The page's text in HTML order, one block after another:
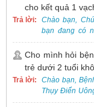
cho kết quả 1
Trả lời:
Chào bạn,
bạn đang có
nguy cơ
viện Việt Nam
Bí, chúng tôi
vụ thăm
chuyên sâu
HPV và tầm
Cho mình hỏi
trẻ dưới 2 tuổi
Trả lời:
Chào bạn,
Thụy Điển
khai dịch vụ